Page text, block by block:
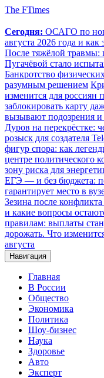
The FTimes
Сегодня: ОСАГО по
августа 2026 года и как
После тяжёлой травмы:
Пугачёвой стало
Банкротство
разумным решением
изменится для россиян
заблокировать карту
вызывают подозрения и
Дуров на перекрёстке:
розыск для создателя
фигур спора: как
центре политического
зону риска для
ЕГЭ — и без бюджета:
гарантирует место в
Зезина после
и какие вопросы
правилам: выплаты
дорожать. Что
августа
Навигация
Главная
В России
Общество
Экономика
Политика
Шоу-бизнес
Наука
Здоровье
Авто
Эксперт